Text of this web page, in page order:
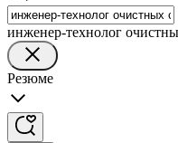
инженер-технолог
Резюме